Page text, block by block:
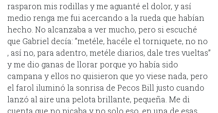
rasparon mis rodillas y me aguanté el dolor, y así
medio renga me fui acercando a la rueda que habían
hecho. No alcanzaba a ver mucho, pero si escuché
que Gabriel decía: ”metéle, hacéle el torniquete, no no
, así no, para adentro, metéle diarios, dale tres vueltas”
y me dio ganas de llorar porque yo había sido
campana y ellos no quisieron que yo viese nada, pero
el farol iluminó la sonrisa de Pecos Bill justo cuando
lanzó al aire una pelota brillante, pequeña. Me di
cuenta que no picaba y no solo eso, en una de esas